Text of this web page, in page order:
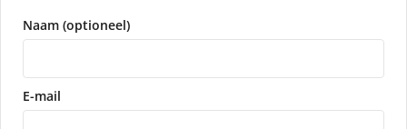
Naam (optioneel)
E-mail